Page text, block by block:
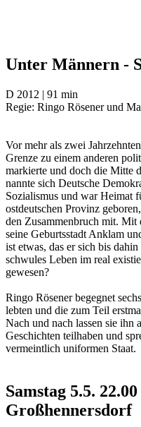
Unter Männern -
D 2012 | 91 min
Regie: Ringo Rösener und
Vor mehr als zwei
Grenze zu einem anderen
markierte und doch die Mitte
nannte sich Deutsche
Sozialismus und war Heimat
ostdeutschen Provinz
den Zusammenbruch mit. Mit
seine Geburtsstadt Anklam
ist etwas, das er sich bis
schwules Leben im real
gewesen?
Ringo Rösener begegnet
lebten und die zum Teil
Nach und nach lassen sie ihn
Geschichten teilhaben und
vermeintlich uniformen Staat.
Samstag 5.5.
Großhennersdorf